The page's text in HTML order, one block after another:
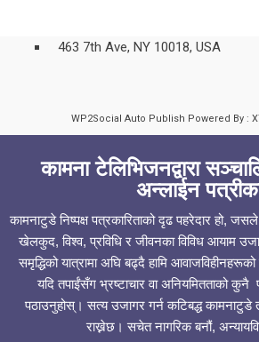
463 7th Ave, NY 10018, USA
WP2Social Auto Publish Powered By :
कामना टेलिभिजनद्वारा
अन्लाईन
कामनाटुडे निष्पक्ष पत्रकारिताको दृढ पहरेदार हो,
खेलकुद, विश्व, प्रविधि र जीवनका विविध आयाम
समृद्धिको यात्रामा अघि बढ्दै हामि
यदि तपाईंसँग भ्रष्टाचार वा अनियमितताको कुनै
पठाउनुहोस्। सत्य उजागर गर्न कटिबद्ध कामनाटुडे
राख्नेछ। सचेत नागरिक बनौं,